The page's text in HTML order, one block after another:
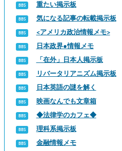
重たい掲示板
気になる記事の転載掲示板
<アメリカ政治情報メモ>
日本政界●情報メモ
「在外」日本人掲示板
リバータリアニズム掲示板
日本英語の謎を解く
映画なんでも文章箱
◆法律学のカフェ◆
理科系掲示板
金融情報メモ